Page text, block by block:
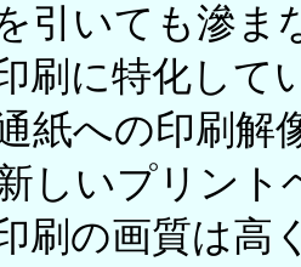
引いても滲ま
刷に特化して
紙への印刷解
しいプリント
刷の画質は高